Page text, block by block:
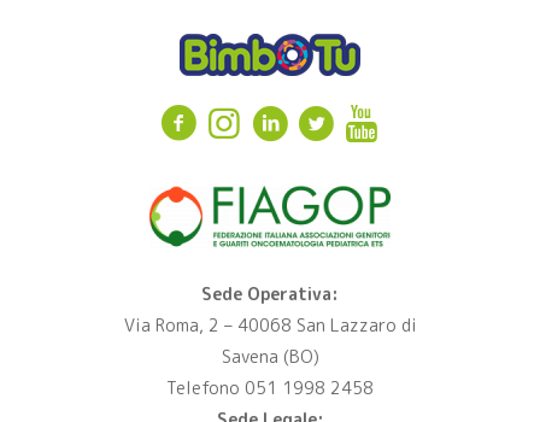
Sede Operativa:
Via Roma, 2 – 40068 San Lazzaro di
Savena (BO)
Telefono 051 1998 2458